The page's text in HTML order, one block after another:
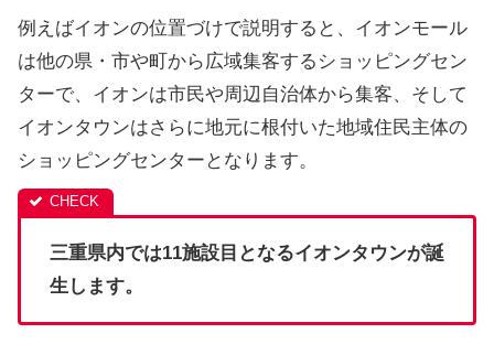
例えばイオンの位置づけで説明すると、イオンモール
は他の県・市や町から広域集客するショッピングセン
ターで、イオンは市民や周辺自治体から集客、そして
イオンタウンはさらに地元に根付いた地域住民主体の
ショッピングセンターとなります。
三重県内では11施設目となるイオンタウンが誕
生します。